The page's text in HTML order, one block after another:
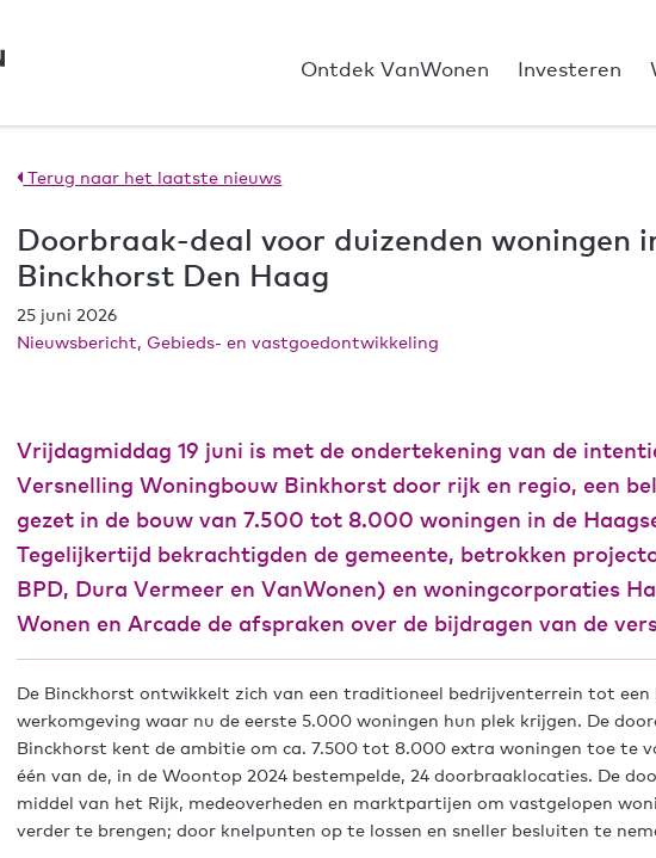
Ontdek VanWonen Investeren
Terug naar het laatste nieuws
Doorbraak-deal voor duizenden woningen
Binckhorst Den Haag
25 juni 2026
Nieuwsbericht, Gebieds- en vastgoedontwikkeling
Vrijdagmiddag 19 juni is met de ondertekening van de
Versnelling Woningbouw Binkhorst door rijk en regio, een
gezet in de bouw van 7.500 tot 8.000 woningen in de
Tegelijkertijd bekrachtigden de gemeente, betrokken
BPD, Dura Vermeer en VanWonen) en woningcorporaties
Wonen en Arcade de afspraken over de bijdragen van de
De Binckhorst ontwikkelt zich van een traditioneel bedrijventerrein tot een
werkomgeving waar nu de eerste 5.000 woningen hun plek krijgen. De
Binckhorst kent de ambitie om ca. 7.500 tot 8.000 extra woningen toe te
één van de, in de Woontop 2024 bestempelde, 24 doorbraaklocaties. De
middel van het Rijk, medeoverheden en marktpartijen om vastgelopen
verder te brengen; door knelpunten op te lossen en sneller besluiten te